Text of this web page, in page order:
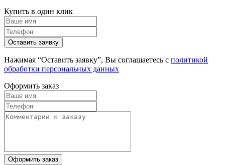
Купить в один клик
Нажимая “Оставить заявку”, Вы соглашаетесь с политикой
обработки персональных данных
Оформить заказ